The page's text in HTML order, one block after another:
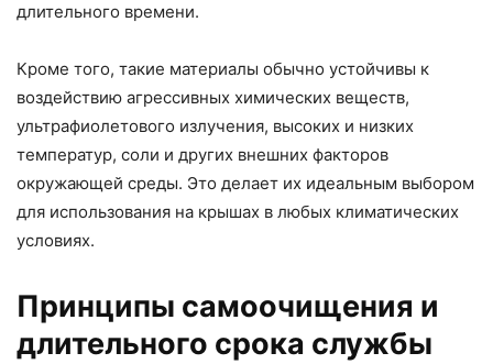
длительного времени.
Кроме того, такие материалы обычно устойчивы к
воздействию агрессивных химических веществ,
ультрафиолетового излучения, высоких и низких
температур, соли и других внешних факторов
окружающей среды. Это делает их идеальным выбором
для использования на крышах в любых климатических
условиях.
Принципы самоочищения и
длительного срока службы